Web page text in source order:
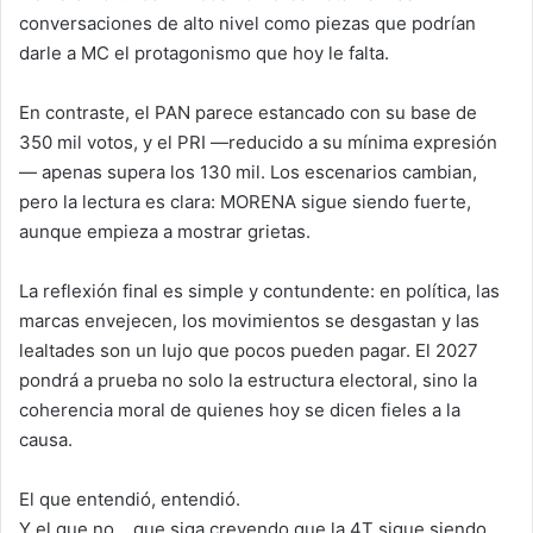
conversaciones de alto nivel como piezas que podrían
darle a MC el protagonismo que hoy le falta.
En contraste, el PAN parece estancado con su base de
350 mil votos, y el PRI —reducido a su mínima expresión
— apenas supera los 130 mil. Los escenarios cambian,
pero la lectura es clara: MORENA sigue siendo fuerte,
aunque empieza a mostrar grietas.
La reflexión final es simple y contundente: en política, las
marcas envejecen, los movimientos se desgastan y las
lealtades son un lujo que pocos pueden pagar. El 2027
pondrá a prueba no solo la estructura electoral, sino la
coherencia moral de quienes hoy se dicen fieles a la
causa.
El que entendió, entendió.